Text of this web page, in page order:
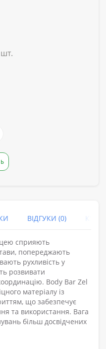
ВІДГУКИ (0)
сприяють
попереджають
рухливість у
розвивати
Body Bar Zel
матеріалу із
що забезпечує
та використання. Вага
більш досвідчених